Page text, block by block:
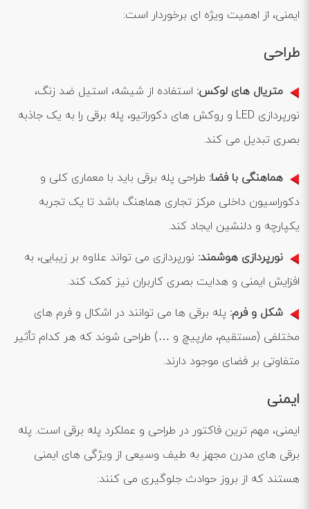
ایمنی، از اهمیت ویژه ‌ای برخوردار است:
طراحی
متریال‌ های لوکس: استفاده از شیشه، استیل ضد زنگ،
نورپردازی LED و روکش‌ های دکوراتیو، پله برقی را به یک جاذبه
بصری تبدیل می ‌کند.
هماهنگی با فضا: طراحی پله برقی باید با معماری کلی و
دکوراسیون داخلی مرکز تجاری هماهنگ باشد تا یک تجربه
یکپارچه و دلنشین ایجاد کند.
نورپردازی هوشمند: نورپردازی می ‌تواند علاوه بر زیبایی، به
افزایش ایمنی و هدایت بصری کاربران نیز کمک کند.
شکل و فرم: پله برقی ‌ها می ‌توانند در اشکال و فرم‌ های
مختلفی (مستقیم، مارپیچ و …) طراحی شوند که هر کدام تأثیر
متفاوتی بر فضای موجود دارند.
ایمنی
ایمنی، مهم ‌ترین فاکتور در طراحی و عملکرد پله برقی است. پله
برقی ‌های مدرن مجهز به طیف وسیعی از ویژگی ‌های ایمنی
هستند که از بروز حوادث جلوگیری می ‌کنند: